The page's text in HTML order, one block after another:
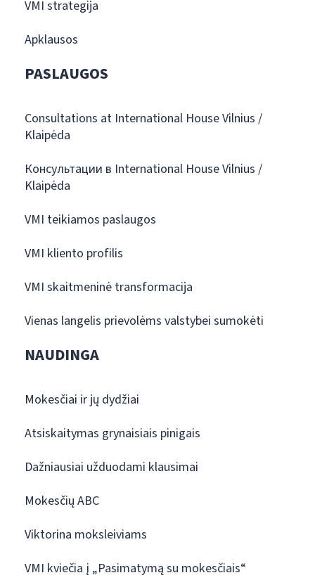
VMI strategija
Apklausos
PASLAUGOS
Consultations at International House Vilnius /
Klaipėda
Консультации в International House Vilnius /
Klaipėda
VMI teikiamos paslaugos
VMI kliento profilis
VMI skaitmeninė transformacija
Vienas langelis prievolėms valstybei sumokėti
NAUDINGA
Mokesčiai ir jų dydžiai
Atsiskaitymas grynaisiais pinigais
Dažniausiai užduodami klausimai
Mokesčių ABC
Viktorina moksleiviams
VMI kviečia į „Pasimatymą su mokesčiais“